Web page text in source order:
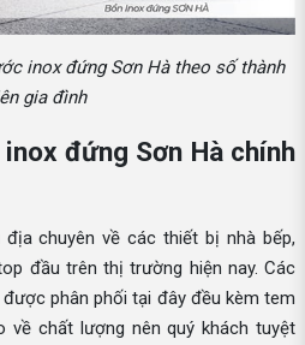
inox đứng Sơn Hà theo số thành
gia đình
đứng Sơn Hà chính
chuyên về các thiết bị nhà bếp,
đầu trên thị trường hiện nay. Các
phân phối tại đây đều kèm tem
về chất lượng nên quý khách tuyệt